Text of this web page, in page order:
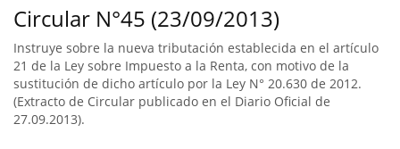
Circular N°45 (23/09/2013)
Instruye sobre la nueva tributación establecida en el artículo
21 de la Ley sobre Impuesto a la Renta, con motivo de la
sustitución de dicho artículo por la Ley N° 20.630 de 2012.
(Extracto de Circular publicado en el Diario Oficial de
27.09.2013).